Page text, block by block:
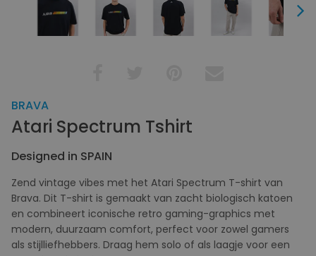
Next
BRAVA
Atari Spectrum Tshirt
Designed in SPAIN
Zend vintage vibes met het Atari Spectrum T-shirt van
Brava. Dit T-shirt is gemaakt van zacht biologisch katoen
en combineert iconische retro gaming-graphics met
modern, duurzaam comfort, perfect voor zowel gamers
als stijlliefhebbers. Draag hem solo of als laagje voor een